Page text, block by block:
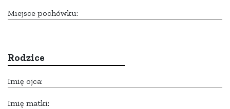
Miejsce pochówku:
Rodzice
Imię ojca:
Imię matki: